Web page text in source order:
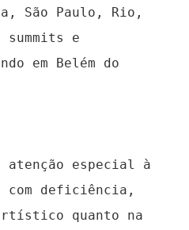
São Paulo, Rio,
e
em Belém do
atenção especial à
com deficiência,
quanto na